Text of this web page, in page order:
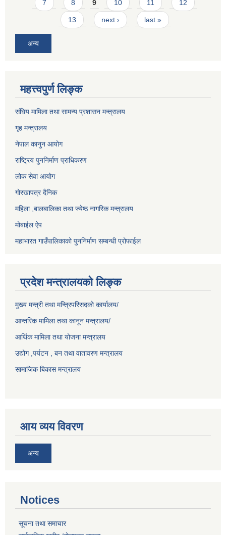
7 8 9 10 11 12
13 next › last »
अन्य
महत्त्वपुर्ण लिङ्क
संघिय मामिला तथा सामन्य प्रशासन मन्त्रालय
गृह मन्त्रालय
नेपाल कानुन आयोग
राष्ट्रिय पुननिर्माण प्राधिकरण
लोक सेवा आयोग
गोरखापत्र दैनिक
महिला ,बालबालिका तथा ज्येष्ठ नागरिक मन्त्रालय
मोबाईल ऐप
महाभारत गाउँपालिकाको पुननिर्माण सम्बन्धी प्रोफाईल
प्रदेश मन्त्रालयको लिङ्क
मुख्य मन्त्री तथा मन्त्रिपरिसदको कार्यालय/
आन्तरिक मामिला तथा कानून मन्त्रालय/
आर्थिक मामिला तथा योजना मन्त्रालय
उद्योग ,पर्यटन , बन तथा वातावरण मन्त्रालय
सामाजिक बिकास मन्त्रालय
आय व्यय विवरण
अन्य
Notices
सूचना तथा समाचार